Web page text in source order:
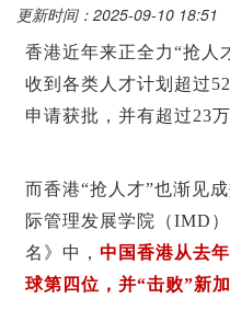
更新时间：2025-09-10 18:51
香港近年来正全力“抢人
收到各类人才计划超过
申请获批，并有超过23
而香港“抢人才”也渐见
际管理发展学院（IMD
名》中， 中国香港从去
球第四位，并“击败”新